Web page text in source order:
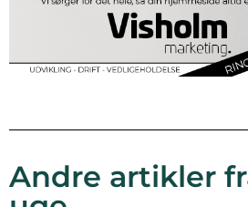
Andre artikler